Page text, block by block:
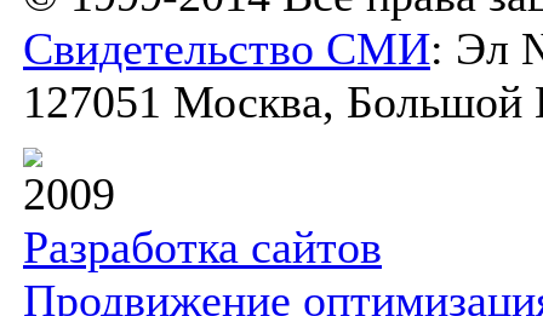
Свидетельство СМИ: Эл
127051 Москва, Большой
2009
Разработка сайтов
Продвижение